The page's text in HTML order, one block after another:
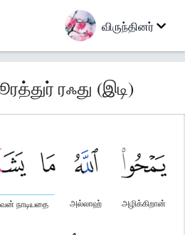
விருந்தினர்
ரஃது (இடி)
அழிக்கிறான்
அல்லாஹ்
நாடியதை